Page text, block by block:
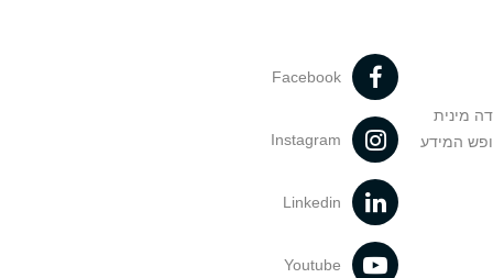
מינית
המידע
Facebook
Instagram
Linkedin
Youtube